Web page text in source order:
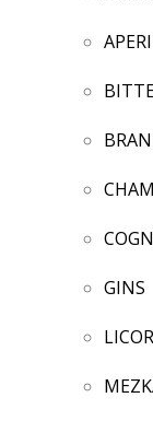
GINS